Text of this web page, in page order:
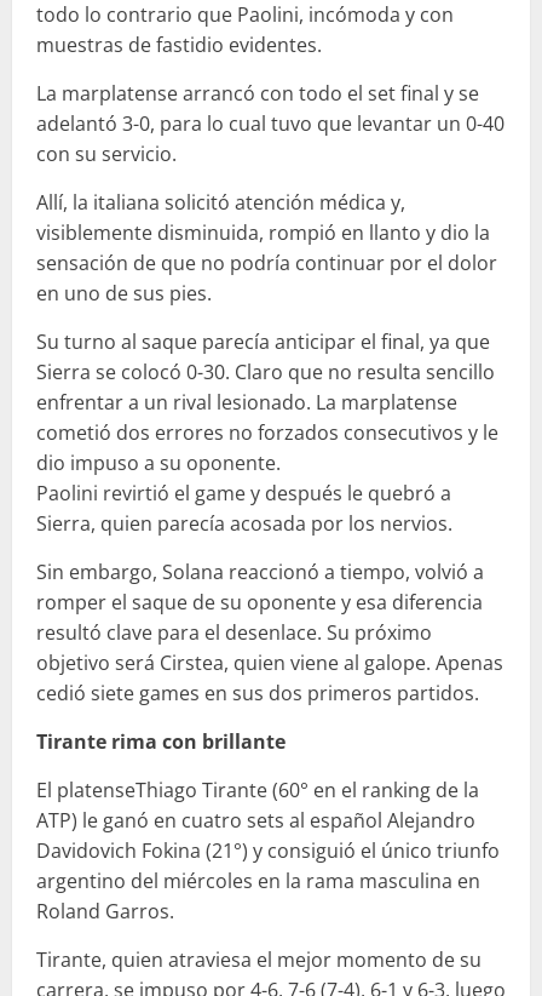
todo lo contrario que Paolini, incómoda y con
muestras de fastidio evidentes.
La marplatense arrancó con todo el set final y se
adelantó 3-0, para lo cual tuvo que levantar un 0-40
con su servicio.
Allí, la italiana solicitó atención médica y,
visiblemente disminuida, rompió en llanto y dio la
sensación de que no podría continuar por el dolor
en uno de sus pies.
Su turno al saque parecía anticipar el final, ya que
Sierra se colocó 0-30. Claro que no resulta sencillo
enfrentar a un rival lesionado. La marplatense
cometió dos errores no forzados consecutivos y le
dio impuso a su oponente.
Paolini revirtió el game y después le quebró a
Sierra, quien parecía acosada por los nervios.
Sin embargo, Solana reaccionó a tiempo, volvió a
romper el saque de su oponente y esa diferencia
resultó clave para el desenlace. Su próximo
objetivo será Cirstea, quien viene al galope. Apenas
cedió siete games en sus dos primeros partidos.
Tirante rima con brillante
El platenseThiago Tirante (60° en el ranking de la
ATP) le ganó en cuatro sets al español Alejandro
Davidovich Fokina (21°) y consiguió el único triunfo
argentino del miércoles en la rama masculina en
Roland Garros.
Tirante, quien atraviesa el mejor momento de su
carrera, se impuso por 4-6, 7-6 (7-4), 6-1 y 6-3, luego